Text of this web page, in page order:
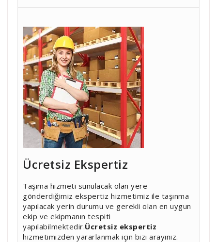
Ücretsiz Ekspertiz
Taşıma hizmeti sunulacak olan yere
gönderdiğimiz ekspertiz hizmetimiz ile taşınma
yapılacak yerin durumu ve gerekli olan en uygun
ekip ve ekipmanın tespiti
yapılabilmektedir.Ücretsiz ekspertiz
hizmetimizden yararlanmak için bizi arayınız.